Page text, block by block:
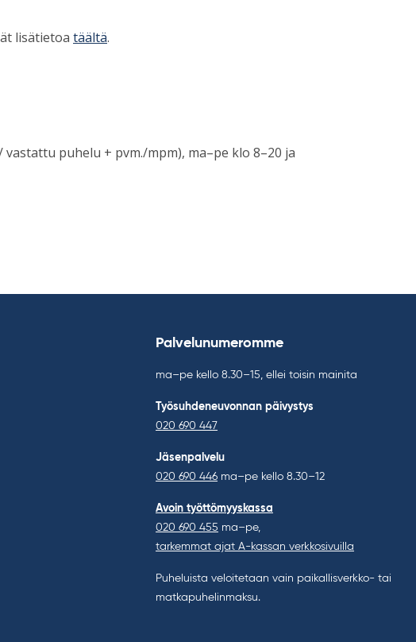
lisätietoa täältä.
vastattu puhelu + pvm./mpm), ma–pe klo 8–20 ja
Palvelunumeromme
ma–pe kello 8.30–15, ellei toisin mainita
Työsuhdeneuvonnan päivystys
020 690 447
Jäsenpalvelu
020 690 446 ma–pe kello 8.30–12
Avoin työttömyyskassa
020 690 455 ma–pe,
tarkemmat ajat A-kassan verkkosivuilla
Puheluista veloitetaan vain paikallisverkko- tai
matkapuhelinmaksu.